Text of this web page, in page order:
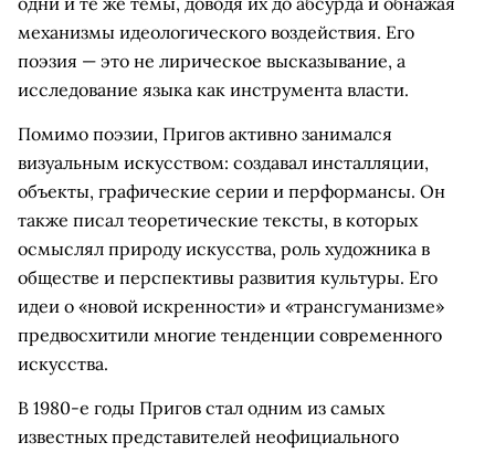
механизмы идеологического воздействия. Его
поэзия — это не лирическое высказывание, а
исследование языка как инструмента власти.
Помимо поэзии, Пригов активно занимался
визуальным искусством: создавал инсталляции,
объекты, графические серии и перформансы. Он
также писал теоретические тексты, в которых
осмыслял природу искусства, роль художника в
обществе и перспективы развития культуры. Его
идеи о «новой искренности» и «трансгуманизме»
предвосхитили многие тенденции современного
искусства.
В 1980-е годы Пригов стал одним из самых
известных представителей неофициального